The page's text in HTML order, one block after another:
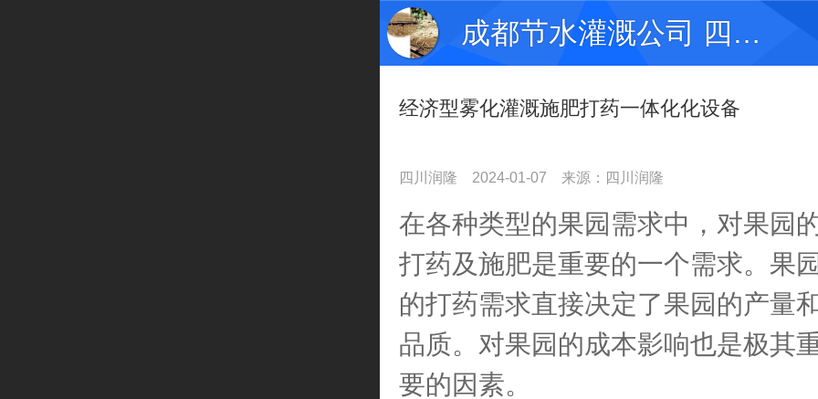
成都节水灌溉公司 四川水肥一体化滴灌公司
经济型雾化灌溉施肥打药一体化化设备
四川润隆 2024-01-07 来源：四川润隆
在各种类型的果园需求中，对果园
打药及施肥是重要的一个需求。果园
的打药需求直接决定了果园的产量
品质。对果园的成本影响也是极其
要的因素。